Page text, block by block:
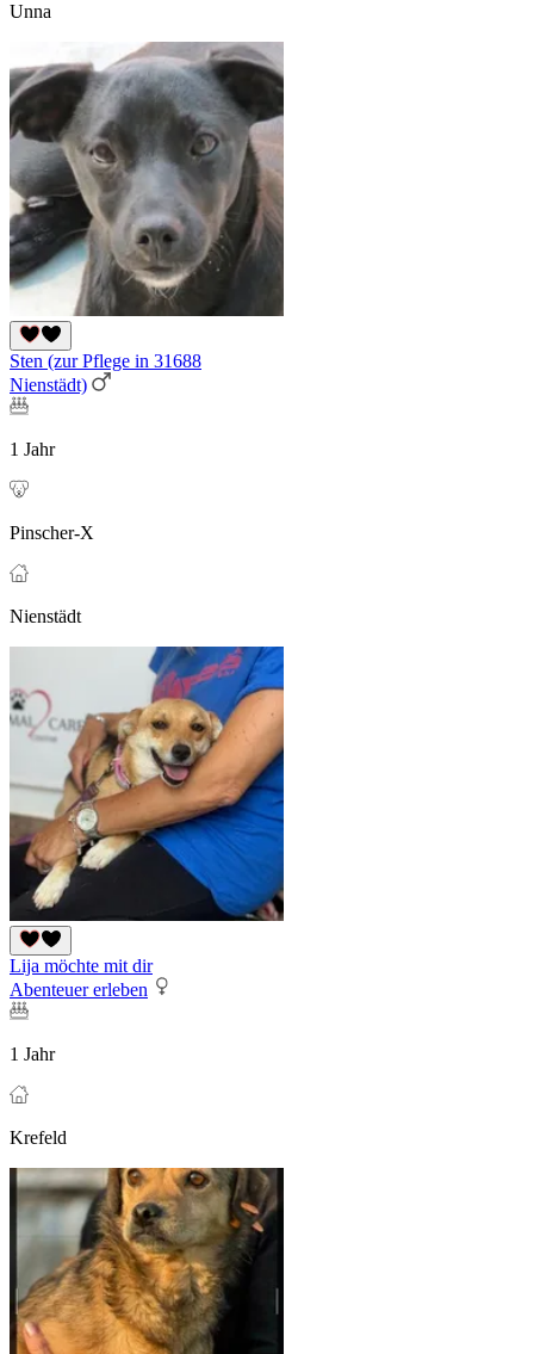
Unna
Sten (zur Pflege in 31688
Nienstädt)
1 Jahr
Pinscher-X
Nienstädt
Lija möchte mit dir
Abenteuer erleben
1 Jahr
Krefeld